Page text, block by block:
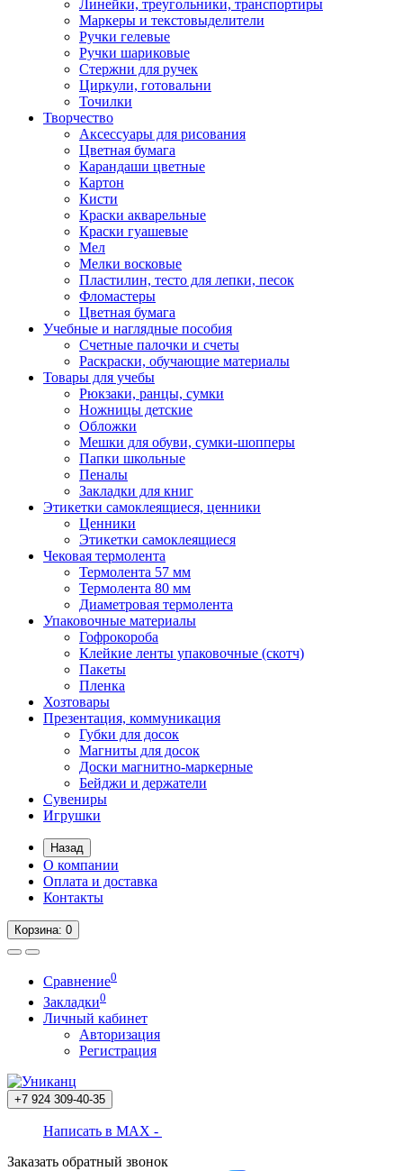
Линейки, треугольники, транспортиры
Маркеры и текстовыделители
Ручки гелевые
Ручки шариковые
Стержни для ручек
Циркули, готовальни
Точилки
Творчество
Аксессуары для рисования
Цветная бумага
Карандаши цветные
Картон
Кисти
Краски акварельные
Краски гуашевые
Мел
Мелки восковые
Пластилин, тесто для лепки, песок
Фломастеры
Цветная бумага
Учебные и наглядные пособия
Счетные палочки и счеты
Раскраски, обучающие материалы
Товары для учебы
Рюкзаки, ранцы, сумки
Ножницы детские
Обложки
Мешки для обуви, сумки-шопперы
Папки школьные
Пеналы
Закладки для книг
Этикетки самоклеящиеся, ценники
Ценники
Этикетки самоклеящиеся
Чековая термолента
Термолента 57 мм
Термолента 80 мм
Диаметровая термолента
Упаковочные материалы
Гофрокороба
Клейкие ленты упаковочные (скотч)
Пакеты
Пленка
Хозтовары
Презентация, коммуникация
Губки для досок
Магниты для досок
Доски магнитно-маркерные
Бейджи и держатели
Сувениры
Игрушки
Назад
О компании
Оплата и доставка
Контакты
Корзина: 0
Сравнение0
Закладки0
Личный кабинет
Авторизация
Регистрация
+7 924 309-40-35
Написать в MAX -
Заказать обратный звонок